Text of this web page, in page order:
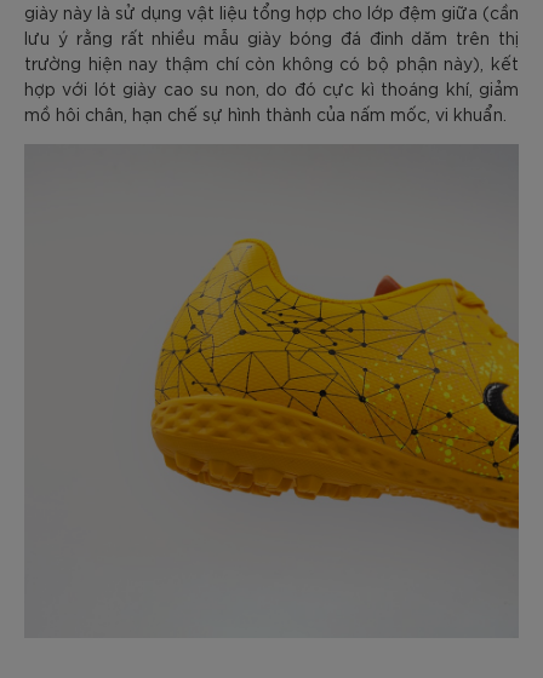
giày này là sử dụng vật liệu tổng hợp cho lớp đệm giữa (cần
lưu ý rằng rất nhiều mẫu giày bóng đá đinh dăm trên thị
trường hiện nay thậm chí còn không có bộ phận này), kết
hợp với lót giày cao su non, do đó cực kì thoáng khí, giảm
mồ hôi chân, hạn chế sự hình thành của nấm mốc, vi khuẩn.